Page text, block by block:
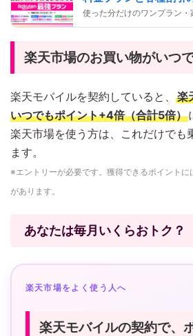
使った分だけのワンプラン・
楽天市場のお買い物がいつ
楽天モバイルを契約していると、 楽
いつでもポイント+4倍（合計5倍）
楽天市場を使う方は、これだけでも
ます。
※エントリーが必要です。獲得できるポイントに
があります。
あなたは毎月いくらおトク？
楽天市場をよく使う人へ
楽天モバイルの契約で、